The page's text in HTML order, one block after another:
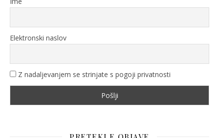
Elektronski naslov
Z nadaljevanjem se strinjate s pogoji privatnosti